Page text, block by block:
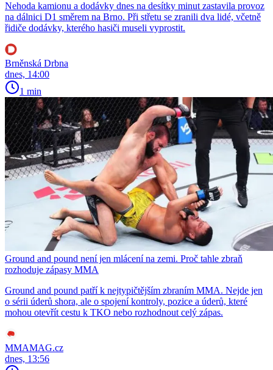
Nehoda kamionu a dodávky dnes na desítky minut zastavila provoz
na dálnici D1 směrem na Brno. Při střetu se zranili dva lidé, včetně
řidiče dodávky, kterého hasiči museli vyprostit.
Brněnská Drbna
dnes, 14:00
1 min
Ground and pound není jen mlácení na zemi. Proč tahle zbraň
rozhoduje zápasy MMA
Ground and pound patří k nejtypičtějším zbraním MMA. Nejde jen
o sérii úderů shora, ale o spojení kontroly, pozice a úderů, které
mohou otevřít cestu k TKO nebo rozhodnout celý zápas.
MMAMAG.cz
dnes, 13:56